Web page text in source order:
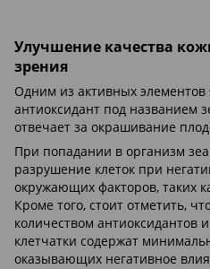
Улучшение качества
зрения
Одним из активных элементов
антиоксидант под названием
отвечает за окрашивание
При попадании в организм
разрушение клеток при
окружающих факторов, таких
Кроме того, стоит отметить,
количеством антиоксидантов
клетчатки содержат
оказывающих негативное